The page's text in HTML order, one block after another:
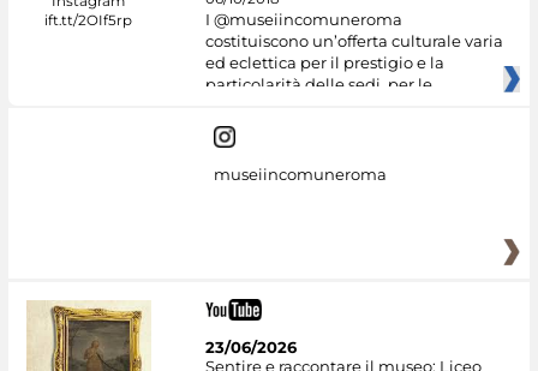
I @museiincomuneroma
costituiscono un’offerta culturale varia
ed eclettica per il prestigio e la
particolarità delle sedi, per le
museiincomuneroma
23/06/2026
Sentire e raccontare il museo: Liceo